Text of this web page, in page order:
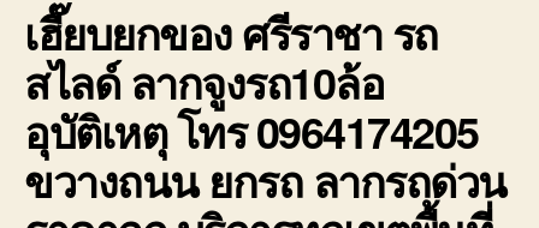
เฮี๊ยบยกของ ศรีราชารถ
สไลด์ ลากจูงรถ10ล้อ
อุบัติเหตุ โทร 0964174205
ขวางถนน ยกรถ ลากรถด่วน